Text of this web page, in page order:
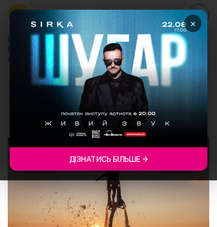
×
ДІЗНАТИСЬ БІЛЬШЕ →
Головна
Блог
Романтичний вікенд біля Львова: як провести два дні біля
озера
РОМАНТИЧНИЙ ВІКЕНД
БІЛЯ ЛЬВОВА: ЯК
ПРОВЕСТИ ДВА ДНІ БІЛЯ
ОЗЕРА